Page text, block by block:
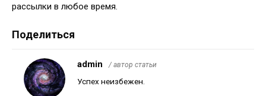
рассылки в любое время.
Поделиться
admin / автор статьи
Успех неизбежен.